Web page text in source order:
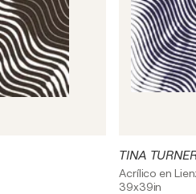
TINA
Acrílico en
39x39in